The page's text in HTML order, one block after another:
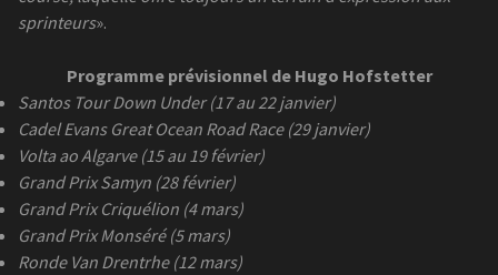
sprinteurs».
Programme prévisionnel de Hugo Hofstetter
Santos Tour Down Under (17 au 22 janvier)
Cadel Evans Great Ocean Road Race (29 janvier)
Volta ao Algarve (15 au 19 février)
Grand Prix Samyn (28 février)
Grand Prix Criquélion (4 mars)
Grand Prix Monséré (5 mars)
Ronde Van Drentrhe (12 mars)